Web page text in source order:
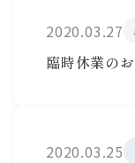
2020.03.27
臨時休業の
2020.03.25